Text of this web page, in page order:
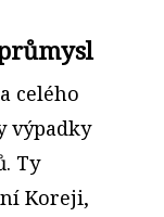
celého
výpadky
Ty
Koreji,